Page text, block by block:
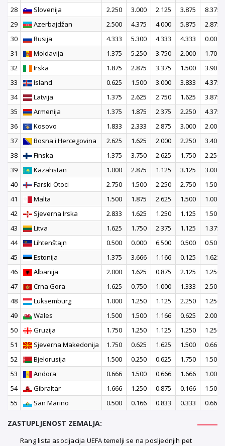
28
Slovenija 2.250 3.000 2.125 3.875
8.375
29
Azerbajdžan 2.500 4.375 4.000 5.875
2.875
30
Rusija 4.333 5.300 4.333 4.333
0.000
31
Moldavija 1.375 5.250 3.750 2.000
1.700
32
Irska 1.875 2.875 3.375 1.500
3.900
33
Island 0.625 1.500 3.000 3.833
4.375
34
Latvija 1.375 2.625 2.750 1.625
3.875
35
Armenija 1.375 1.875 2.375 2.250
4.375
36
Kosovo 1.833 2.333 2.875 3.000
2.000
37
Bosna i Hercegovina 2.625 1.625 2.000 2.250
3.400
38
Finska 1.375 3.750 2.625 1.750
2.250
39
Kazahstan 1.000 2.875 1.125 3.125
3.000
40
Farski Otoci 2.750 1.500 2.250 2.750
1.500
41
Malta 1.500 1.875 2.625 1.500
1.000
42
Sjeverna Irska 2.833 1.625 1.250 1.125
1.500
43
Litva 1.625 1.750 2.375 1.125
1.375
44
Lihtenštajn 0.500 0.000 6.500 0.500
0.500
45
Estonija 1.375 3.666 1.166 0.125
1.625
46
Albanija 2.000 1.625 0.875 2.125
1.250
47
Crna Gora 1.625 0.750 1.000 1.333
2.500
48
Luksemburg 1.000 1.250 1.125 2.250
1.250
49
Wales 1.500 1.500 1.166 0.625
2.000
50
Gruzija 1.750 1.250 1.125 1.250
1.250
51
Sjeverna Makedonija 1.750 0.625 1.625 1.500
0.666
52
Bjelorusija 1.500 0.250 0.625 1.750
1.500
53
Andora 0.666 1.500 0.666 1.666
1.000
54
Gibraltar 1.666 1.250 0.875 0.166
1.500
55
San Marino 0.500 0.166 0.833 0.333 0.666
ZASTUPLJENOST ZEMALJA:
Rang lista asocijacija UEFA temelji se na posljednjih pet